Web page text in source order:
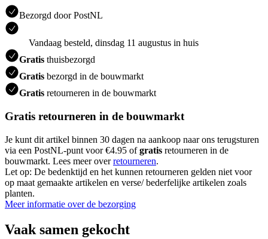
Bezorgd door PostNL
Vandaag besteld, dinsdag 11 augustus in huis
Gratis thuisbezorgd
Gratis bezorgd in de bouwmarkt
Gratis retourneren in de bouwmarkt
Gratis retourneren in de bouwmarkt
Je kunt dit artikel binnen 30 dagen na aankoop naar ons terugsturen
via een PostNL-punt voor €4.95 ofgratis retourneren in de
bouwmarkt. Lees meer overretourneren.
Let op: De bedenktijd en het kunnen retourneren gelden niet voor
op maat gemaakte artikelen en verse/ bederfelijke artikelen zoals
planten.
Meer informatie over de bezorging
Vaak samen gekocht